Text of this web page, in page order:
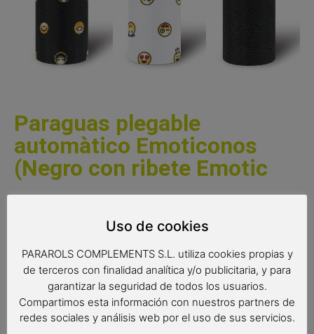
Paraguas plegable
automàtico Emoticonos
(Negro con ribete Emotic
causando furor en todo el mundo. Un paraguas original con
todo tipo de emoticonos para estar a la última moda. No
dejes escapar la oportunidad de tener uno.
Disponibles tres estampados diferentes.
Medidas:
Uso de cookies
PARAROLS COMPLEMENTS S.L. utiliza cookies propias y
de terceros con finalidad analítica y/o publicitaria, y para
garantizar la seguridad de todos los usuarios.
Compartimos esta información con nuestros partners de
redes sociales y análisis web por el uso de sus servicios.